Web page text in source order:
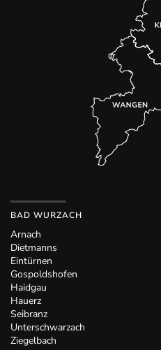
BAD WURZACH
Arnach
Dietmanns
Eintürnen
Gospoldshofen
Haidgau
Hauerz
Seibranz
Unterschwarzach
Ziegelbach